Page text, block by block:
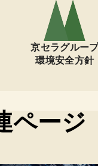
京セラグルー
環境安全方針
ページ